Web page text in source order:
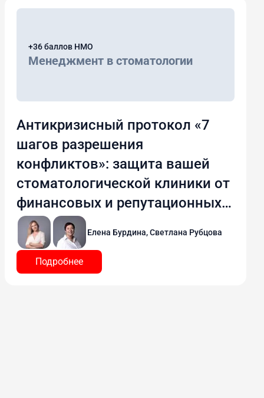
+36 баллов НМО
Менеджмент в стоматологии
Антикризисный протокол «7
шагов разрешения
конфликтов»: защита вашей
стоматологической клиники от
финансовых и репутационных
потерь
Елена Бурдина, Светлана Рубцова
Подробнее